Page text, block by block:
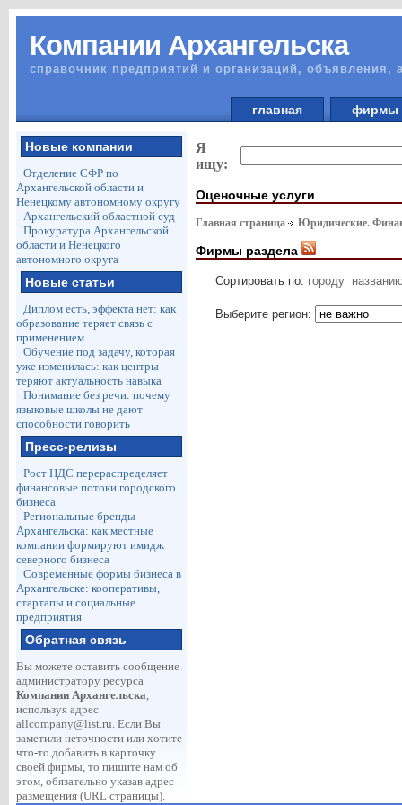
Компании Архангельска
справочник предприятий и организаций, объявления,
главная
Новые компании
Отделение СФР по
Архангельской области и
Ненецкому автономному округу
Архангельский областной суд
Прокуратура Архангельской
области и Ненецкого
автономного округа
Новые статьи
Диплом есть, эффекта нет: как
образование теряет связь с
применением
Обучение под задачу, которая
уже изменилась: как центры
теряют актуальность навыка
Понимание без речи: почему
языковые школы не дают
способности говорить
Пресс-релизы
Рост НДС перераспределяет
финансовые потоки городского
бизнеса
Региональные бренды
Архангельска: как местные
компании формируют имидж
северного бизнеса
Современные формы бизнеса в
Архангельске: кооперативы,
стартапы и социальные
предприятия
Обратная связь
Вы можете оставить сообщение
администратору ресурса
Компании Архангельска,
используя адрес
allcompany@list.ru. Если Вы
заметили неточности или хотите
что-то добавить в карточку
своей фирмы, то пишите нам об
этом, обязательно указав адрес
размещения (URL страницы).
Я
ищу:
Оценочные услуги
Главная страница Юридические.
Фирмы раздела
Сортировать по: городу
Выберите регион: